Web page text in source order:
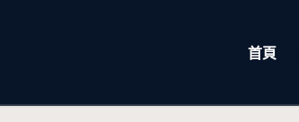
首頁